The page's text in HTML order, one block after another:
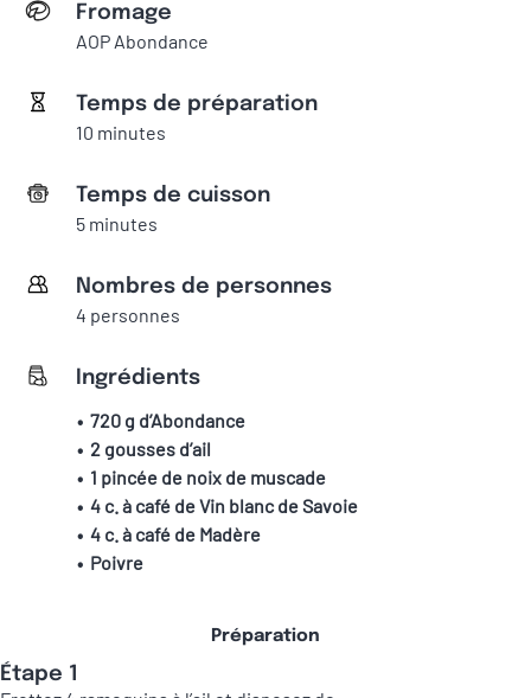
Fromage
AOP Abondance
Temps de préparation
10 minutes
Temps de cuisson
5 minutes
Nombres de personnes
4 personnes
Ingrédients
720 g d’Abondance
2 gousses d’ail
1 pincée de noix de muscade
4 c. à café de Vin blanc de Savoie
4 c. à café de Madère
Poivre
Préparation
Étape 1